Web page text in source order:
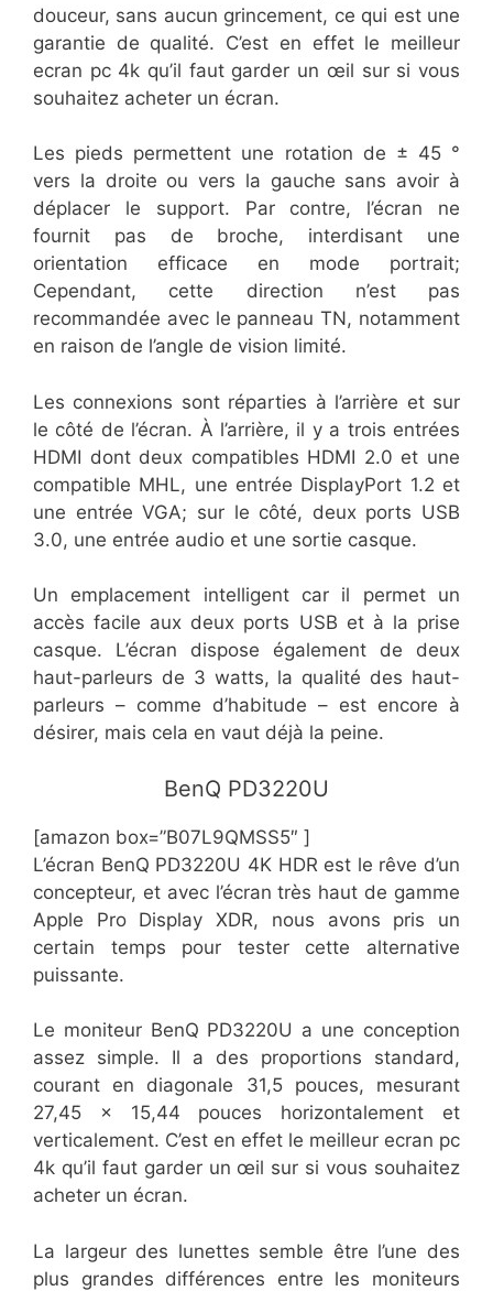
douceur, sans aucun grincement, ce qui est une
garantie de qualité. C’est en effet le meilleur
ecran pc 4k qu’il faut garder un œil sur si vous
souhaitez acheter un écran.
Les pieds permettent une rotation de ± 45 °
vers la droite ou vers la gauche sans avoir à
déplacer le support. Par contre, l’écran ne
fournit pas de broche, interdisant une
orientation efficace en mode portrait;
Cependant, cette direction n’est pas
recommandée avec le panneau TN, notamment
en raison de l’angle de vision limité.
Les connexions sont réparties à l’arrière et sur
le côté de l’écran. À l’arrière, il y a trois entrées
HDMI dont deux compatibles HDMI 2.0 et une
compatible MHL, une entrée DisplayPort 1.2 et
une entrée VGA; sur le côté, deux ports USB
3.0, une entrée audio et une sortie casque.
Un emplacement intelligent car il permet un
accès facile aux deux ports USB et à la prise
casque. L’écran dispose également de deux
haut-parleurs de 3 watts, la qualité des haut-
parleurs – comme d’habitude – est encore à
désirer, mais cela en vaut déjà la peine.
​​BenQ PD3220U
[amazon box=”​​B07L9QMSS5″ ]
L’écran BenQ PD3220U 4K HDR est le rêve d’un
concepteur, et avec l’écran très haut de gamme
Apple Pro Display XDR, nous avons pris un
certain temps pour tester cette alternative
puissante.
​Le moniteur BenQ PD3220U a une conception
assez simple. Il a des proportions standard,
courant en diagonale 31,5 pouces, mesurant
27,45 x 15,44 pouces horizontalement et
verticalement. C’est en effet le meilleur ecran pc
4k qu’il faut garder un œil sur si vous souhaitez
acheter un écran.
​La largeur des lunettes semble être l’une des
plus grandes différences entre les moniteurs